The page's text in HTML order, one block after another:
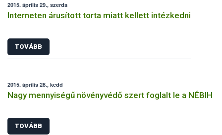
2015. április 29., szerda
Interneten árusított torta miatt kellett intézkedni
TOVÁBB
2015. április 28., kedd
Nagy mennyiségű növényvédő szert foglalt le a NÉBIH
TOVÁBB